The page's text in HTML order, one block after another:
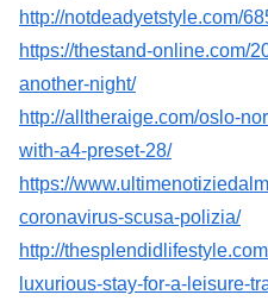
http://notdeadyetstyle.com/
https://thestand-online.com/
another-night/
http://alltheraige.com/oslo-
with-a4-preset-28/
https://
coronavirus-scusa-polizia/
http://
luxurious-stay-for-a-leisure-